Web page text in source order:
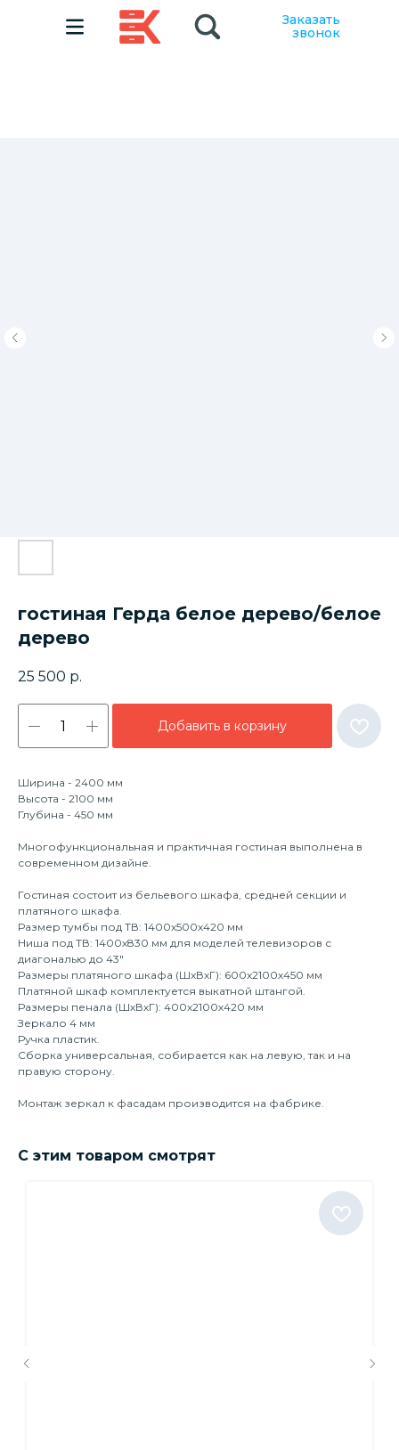
Заказать
звонок
гостиная Герда белое дерево/белое
дерево
25 500 р.
Добавить в корзину
Ширина - 2400 мм
Высота - 2100 мм
Глубина - 450 мм
Многофункциональная и практичная гостиная выполнена в
современном дизайне.
Гостиная состоит из бельевого шкафа, средней секции и
платяного шкафа.
Размер тумбы под ТВ: 1400х500х420 мм
Ниша под ТВ: 1400х830 мм для моделей телевизоров с
диагональю до 43″
Размеры платяного шкафа (ШхВхГ): 600х2100х450 мм
Платяной шкаф комплектуется выкатной штангой.
Размеры пенала (ШхВхГ): 400х2100х420 мм
Зеркало 4 мм
Ручка пластик.
Сборка универсальная, собирается как на левую, так и на
правую сторону.
Монтаж зеркал к фасадам производится на фабрике.
С этим товаром смотрят